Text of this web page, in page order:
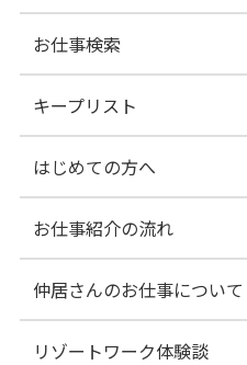
お仕事検索
キープリスト
はじめての方へ
お仕事紹介の流れ
仲居さんのお仕事について
リゾートワーク体験談